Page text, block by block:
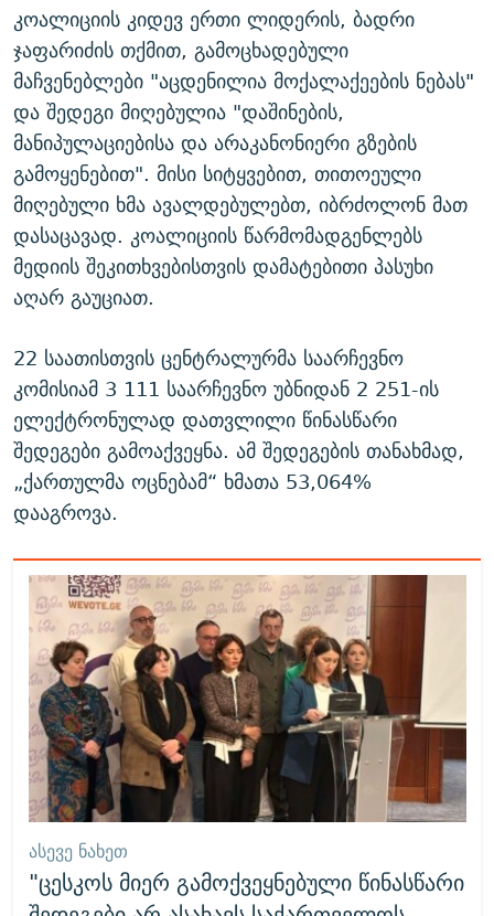
კოალიციის კიდევ ერთი ლიდერის, ბადრი
ჯაფარიძის თქმით, გამოცხადებული
მაჩვენებლები "აცდენილია მოქალაქეების ნებას"
და შედეგი მიღებულია "დაშინების,
მანიპულაციებისა და არაკანონიერი გზების
გამოყენებით". მისი სიტყვებით, თითოეული
მიღებული ხმა ავალდებულებთ, იბრძოლონ მათ
დასაცავად. კოალიციის წარმომადგენლებს
მედიის შეკითხვებისთვის დამატებითი პასუხი
აღარ გაუციათ.
22 საათისთვის ცენტრალურმა საარჩევნო
კომისიამ 3 111 საარჩევნო უბნიდან 2 251-ის
ელექტრონულად დათვლილი წინასწარი
შედეგები გამოაქვეყნა. ამ შედეგების თანახმად,
„ქართულმა ოცნებამ“ ხმათა 53,064%
დააგროვა.
ᲐᲡᲔᲕᲔ ᲜᲐᲮᲔᲗ
"ცესკოს მიერ გამოქვეყნებული წინასწარი